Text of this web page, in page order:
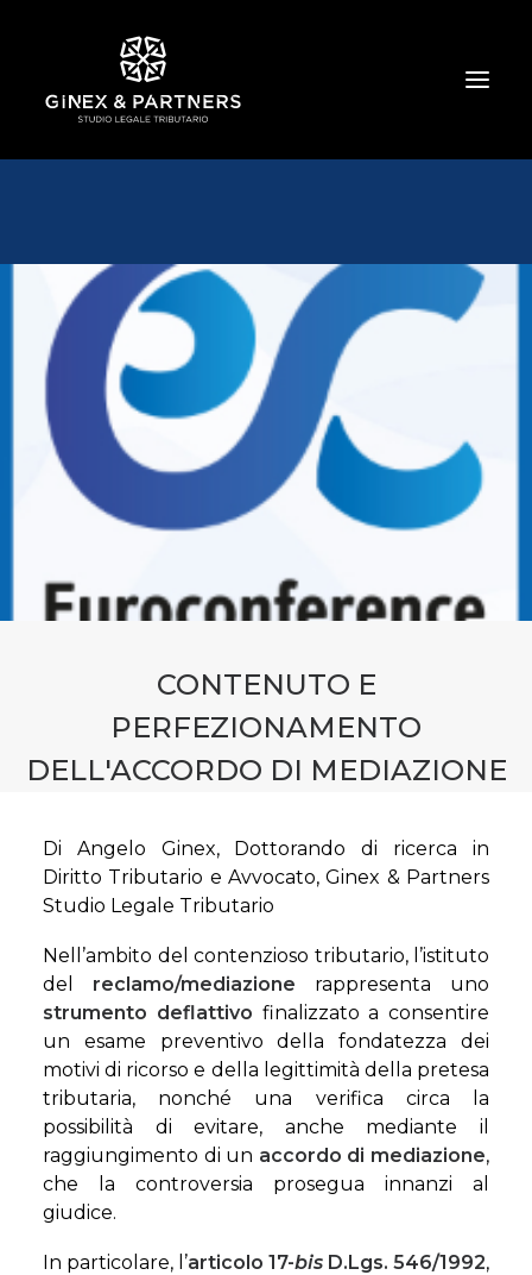
CHI SIAMO
TRIBUTARIO E PENALE TRIBUTARIO
GESTIONE E PROTEZIONE DEL PATRIMONIO
SOCIETARIO E CONTRATTUALISTICA
COMMERCIO INTERNAZIONALE
BANCARIO E FINANZIARIO
NEWS ED EVENTI
CONTENUTO E
PERFEZIONAMENTO
DELL'ACCORDO DI MEDIAZIONE
Di Angelo Ginex, Dottorando di ricerca in
Diritto Tributario e Avvocato, Ginex & Partners
Studio Legale Tributario
Nell’ambito del contenzioso tributario, l’istituto
del reclamo/mediazione rappresenta uno
strumento deflattivo finalizzato a consentire
un esame preventivo della fondatezza dei
motivi di ricorso e della legittimità della pretesa
tributaria, nonché una verifica circa la
possibilità di evitare, anche mediante il
raggiungimento di un accordo di mediazione,
che la controversia prosegua innanzi al
giudice.
In particolare, l’articolo 17-bis D.Lgs. 546/1992,